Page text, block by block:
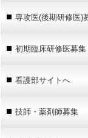
専攻医(後期研修医)
初期臨床研修医募集
看護部サイトへ
技師・薬剤師募集